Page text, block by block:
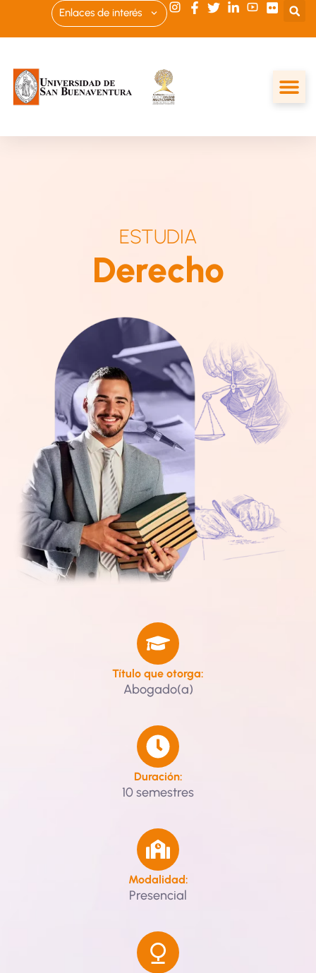
Enlaces de interés
ESTUDIA
Derecho
Título que otorga:
Abogado(a)
Duración:
10 semestres
Modalidad:
Presencial